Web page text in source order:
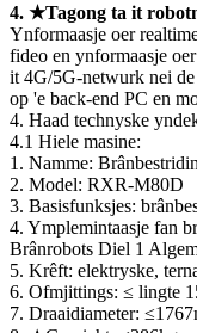
4. ★Tagong ta it
Ynformaasje oer
fideo en ynformaasje
it 4G/5G-netwurk nei
op 'e back-end PC en
4. Haad technyske
4.1 Hiele masine:
1. Namme:
2. Model: RXR-M80D
3. Basisfunksjes:
4. Ymplemintaasje fan
Brânrobots Diel 1
5. Krêft: elektryske,
6. Ofmjittings: ≤ lingte
7. Draaidiameter: